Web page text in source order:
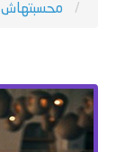
محسبتهاش